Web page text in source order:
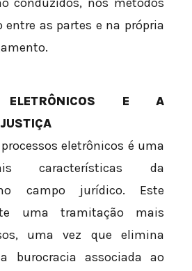
entre as partes e na própria
ELETRÔNICOS E A
eletrônicos é uma
características da
campo jurídico. Este
uma tramitação mais
uma vez que elimina
burocracia associada ao